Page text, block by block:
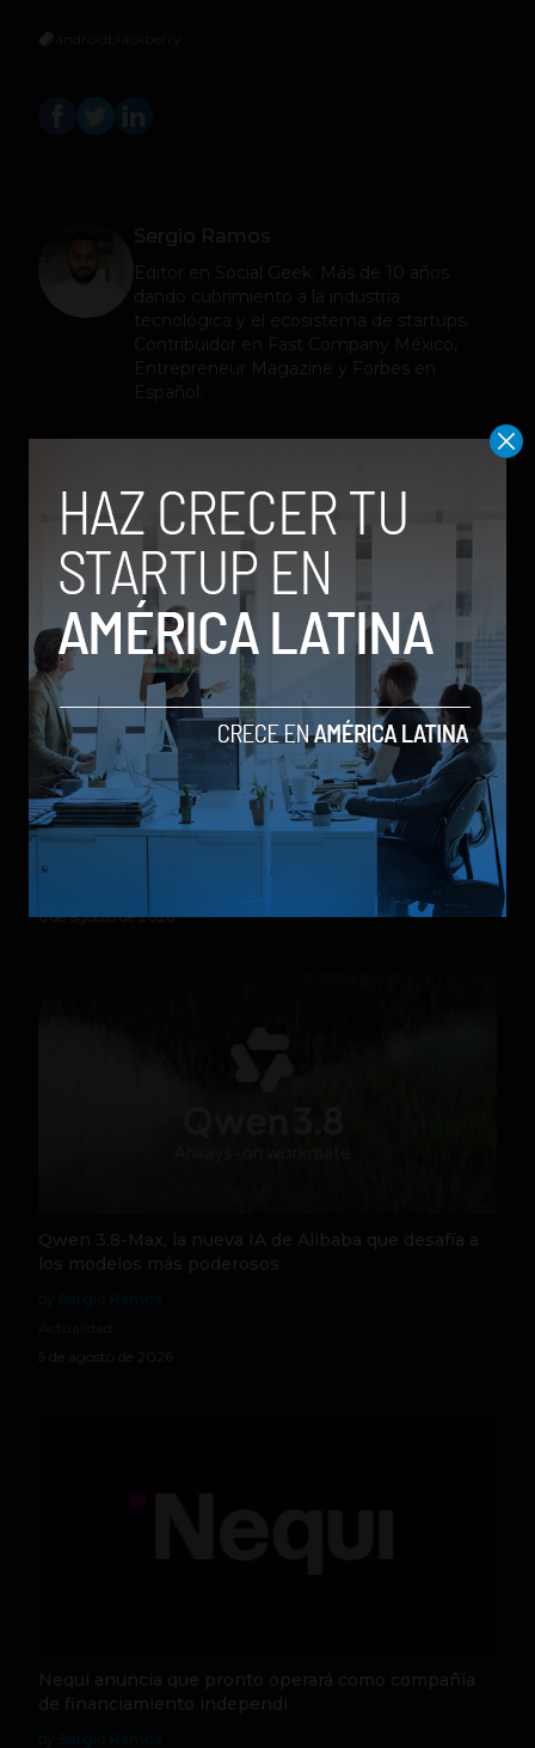
Sergio Ramos
Editor en Social Geek
. Más de 10 años
dando cubrimiento a la industria
tecnológica y el ecosistema de startups.
Contribuidor en Fast Company México,
Entrepreneur Magazine y Forbes en
Español.
Relacionados
Parte de un cohete de Elon Musk chocó contra la
Luna tras más de un año a la deriva
6 de agosto de 2026
Qwen 3.8-Max, la nueva IA de Alibaba que desafía a
los modelos más poderosos
5 de agosto de 2026
Nequi anuncia que pronto operará como compañía
de financiamiento independi